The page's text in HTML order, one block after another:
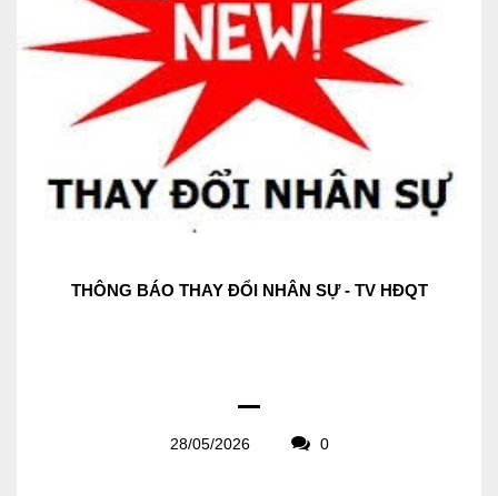
THÔNG BÁO THAY ĐỔI NHÂN SỰ - TV HĐQT
28/05/2026 0